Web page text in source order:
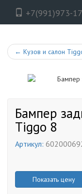
+7(991)973-
← Кузов и салон
Бампер
Tiggo 8
Артикул:
Показать цену